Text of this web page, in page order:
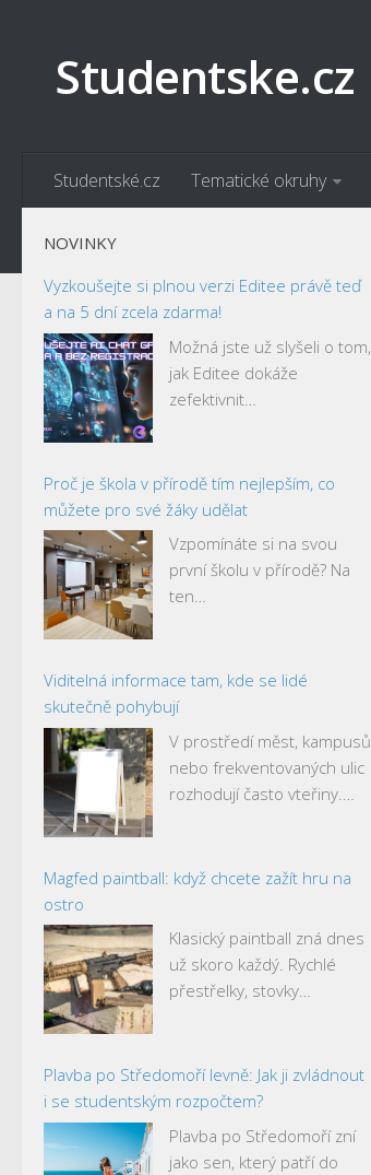
Studentske.cz
Studentské.cz Tematické okruhy
NOVINKY
Vyzkoušejte si plnou verzi Editee právě teď
a na 5 dní zcela zdarma!
Možná jste už slyšeli o tom,
jak Editee dokáže
zefektivnit…
Proč je škola v přírodě tím nejlepším, co
můžete pro své žáky udělat
Vzpomínáte si na svou
první školu v přírodě? Na
ten…
Viditelná informace tam, kde se lidé
skutečně pohybují
V prostředí měst, kampusů
nebo frekventovaných ulic
rozhodují často vteřiny.…
Magfed paintball: když chcete zažít hru na
ostro
Klasický paintball zná dnes
už skoro každý. Rychlé
přestřelky, stovky…
Plavba po Středomoří levně: Jak ji zvládnout
i se studentským rozpočtem?
Plavba po Středomoří zní
jako sen, který patří do